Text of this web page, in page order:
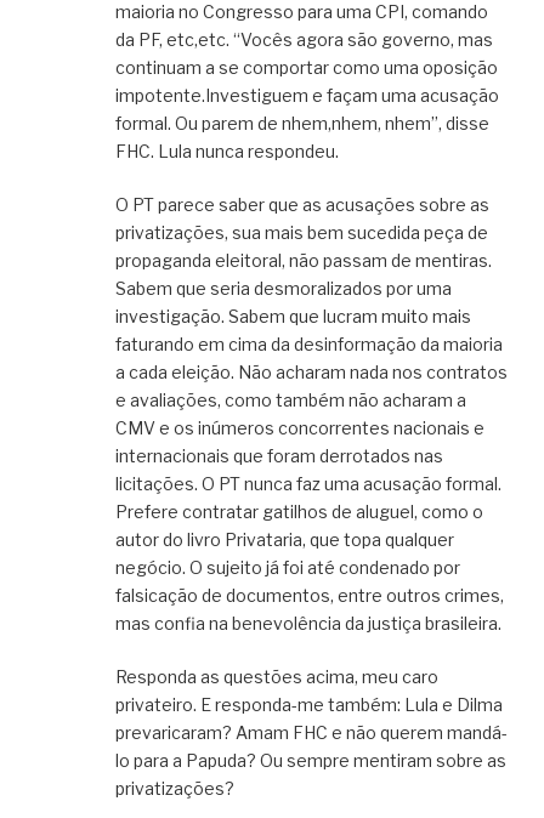
maioria no Congresso para uma CPI, comando
da PF, etc,etc. “Vocês agora são governo, mas
continuam a se comportar como uma oposição
impotente.Investiguem e façam uma acusação
formal. Ou parem de nhem,nhem, nhem”, disse
FHC. Lula nunca respondeu.
O PT parece saber que as acusações sobre as
privatizações, sua mais bem sucedida peça de
propaganda eleitoral, não passam de mentiras.
Sabem que seria desmoralizados por uma
investigação. Sabem que lucram muito mais
faturando em cima da desinformação da maioria
a cada eleição. Não acharam nada nos contratos
e avaliações, como também não acharam a
CMV e os inúmeros concorrentes nacionais e
internacionais que foram derrotados nas
licitações. O PT nunca faz uma acusação formal.
Prefere contratar gatilhos de aluguel, como o
autor do livro Privataria, que topa qualquer
negócio. O sujeito já foi até condenado por
falsicação de documentos, entre outros crimes,
mas confia na benevolência da justiça brasileira.
Responda as questões acima, meu caro
privateiro. E responda-me também: Lula e Dilma
prevaricaram? Amam FHC e não querem mandá-
lo para a Papuda? Ou sempre mentiram sobre as
privatizações?